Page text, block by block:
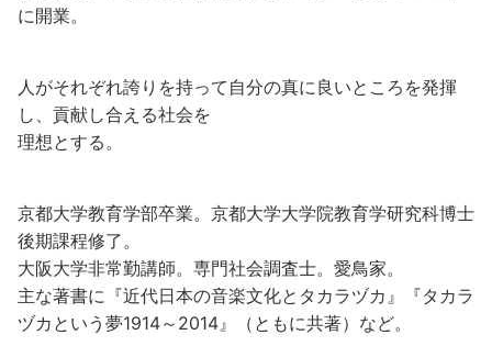
に開業。
人がそれぞれ誇りを持って自分の真に良いところを発揮
し、貢献し合える社会を
理想とする。
京都大学教育学部卒業。京都大学大学院教育学研究科博士
後期課程修了。
大阪大学非常勤講師。専門社会調査士。愛鳥家。
主な著書に『近代日本の音楽文化とタカラヅカ』『タカラ
ヅカという夢1914～2014』（ともに共著）など。